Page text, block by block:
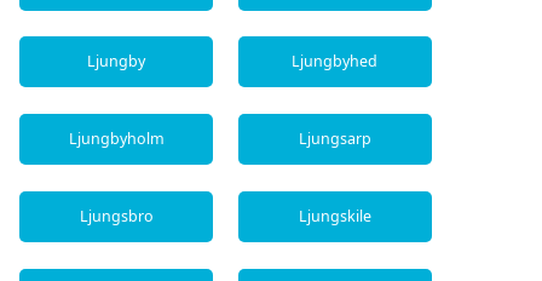
Ljungby Ljungbyhed
Ljungbyholm Ljungsarp
Ljungsbro Ljungskile